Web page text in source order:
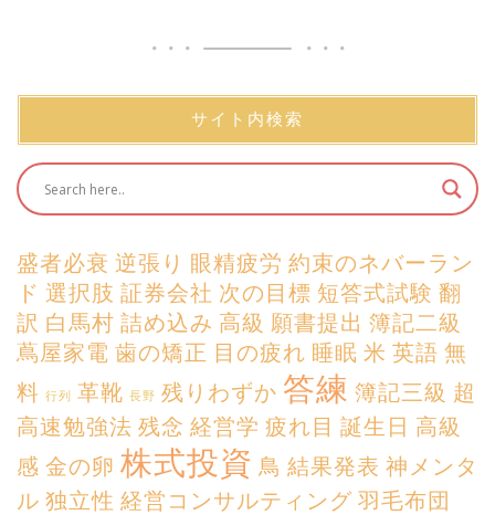
サイト内検索
盛者必衰 逆張り 眼精疲労 約束のネバーラン
ド 選択肢 証券会社 次の目標 短答式試験 翻
訳 白馬村 詰め込み 高級 願書提出 簿記二級
蔦屋家電 歯の矯正 目の疲れ 睡眠 米 英語 無
料 行列 革靴 長野 残りわずか 答練 簿記三級 超
高速勉強法 残念 経営学 疲れ目 誕生日 高級
感 金の卵 株式投資 鳥 結果発表 神メンタ
ル 独立性 経営コンサルティング 羽毛布団